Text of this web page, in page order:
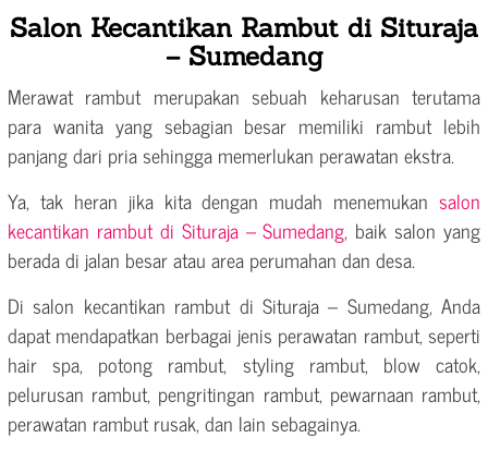
Salon Kecantikan Rambut di Situraja
– Sumedang
Merawat rambut merupakan sebuah keharusan terutama
para wanita yang sebagian besar memiliki rambut lebih
panjang dari pria sehingga memerlukan perawatan ekstra.
Ya, tak heran jika kita dengan mudah menemukan salon
kecantikan rambut di Situraja – Sumedang, baik salon yang
berada di jalan besar atau area perumahan dan desa.
Di salon kecantikan rambut di Situraja – Sumedang, Anda
dapat mendapatkan berbagai jenis perawatan rambut, seperti
hair spa, potong rambut, styling rambut, blow catok,
pelurusan rambut, pengritingan rambut, pewarnaan rambut,
perawatan rambut rusak, dan lain sebagainya.